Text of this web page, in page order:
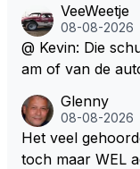
em meer plezier
ronkende
mogelijkheden.
nnen en jongens
uden dan dat hij op
zijn talenten en
eft daar enorm
VeeWeetje
08-08-2026
@ Kevin: Die
am of van de
ert nu de
gezegd snap ik
Glenny
08-08-2026
Het veel
toch maar WEL